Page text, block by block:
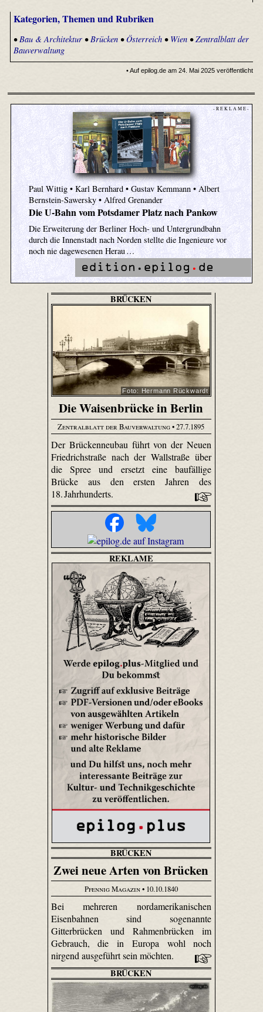
Kategorien, Themen und Rubriken
•Bau & Architektur•Brücken•Österreich• Wien•Zentralblatt der
Bauverwaltung
• Auf epilog.de am 24. Mai 2025 veröffentlicht
- R E K L A M E -
Paul Wittig • Karl Bernhard • Gustav Kemmann • Albert
Bernstein-Sawersky • Alfred Grenander
Die U-Bahn vom Potsdamer Platz nach Pankow
Die Erweiterung der Berliner Hoch- und Untergrundbahn
durch die Innenstadt nach Norden stellte die Ingenieure vor
noch nie dagewesenen Herau …
BRÜCKEN
Foto: Hermann Rückwardt
Die Waisenbrücke in Berlin
Zentralblatt der Bauverwaltung• 27.7.1895
Der Brückenneubau führt von der Neuen
Friedrichstraße nach der Wallstraße über
die Spree und ersetzt eine baufällige
Brücke aus den ersten Jahren des
18. Jahrhunderts.
REKLAME
BRÜCKEN
Zwei neue Arten von Brücken
Pfennig Magazin• 10.10.1840
Bei mehreren nordamerikanischen
Eisenbahnen sind sogenannte
Gitterbrücken und Rahmenbrücken im
Gebrauch, die in Europa wohl noch
nirgend ausgeführt sein möchten.
BRÜCKEN